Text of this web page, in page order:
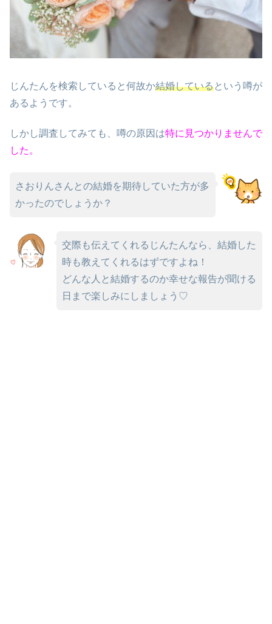
じんたんを検索していると何故か結婚しているという噂が
あるようです。
しかし調査してみても、噂の原因は特に見つかりませんで
した。
さおりんさんとの結婚を期待していた方が多
かったのでしょうか？
交際も伝えてくれるじんたんなら、結婚した
時も教えてくれるはずですよね！
どんな人と結婚するのか幸せな報告が聞ける
日まで楽しみにしましょう♡